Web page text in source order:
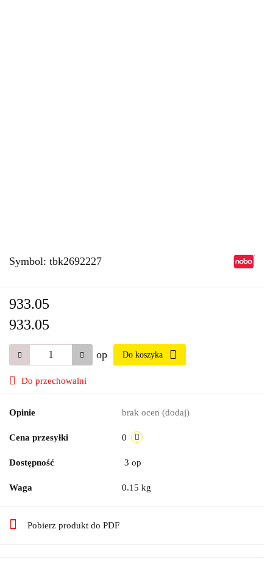
Symbol: tbk2692227
933.05
933.05
op Do koszyka
Do przechowalni
Opinie brak ocen (dodaj)
Cena przesyłki 0
Dostępność 3 op
Waga 0.15 kg
Pobierz produkt do PDF